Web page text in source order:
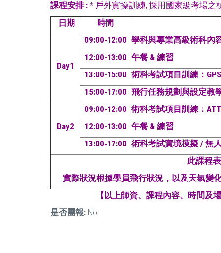
課程安排: * 戶外實操訓練, 採用國家級考場之
日期
時間
Day1
09:00-12:00 學科與專業高級術科內
12:00-13:00 午餐 & 練習
13:00-15:00 術科考試項目訓練：
15:00-17:00 飛行任務規劃與設定教
Day2
09:00-12:00 術科考試項目訓練：
12:00-13:00 午餐 & 練習
13:00-17:00 術科考試實境模擬 / 無
此課程
實際狀況根據學員飛行狀況，以及天氣變
【以上師資、課程內容、時間及
是否團報: No